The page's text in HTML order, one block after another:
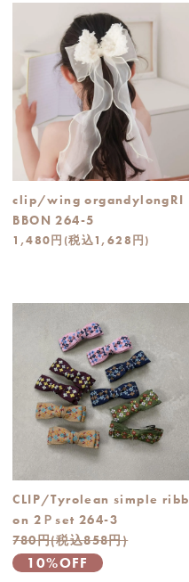
clip/wing organdylongRI
BBON 264-5
1,480円(税込1,628円)
CLIP/Tyrolean simple ribb
on 2Ｐset 264-3
780円(税込858円)
10%OFF